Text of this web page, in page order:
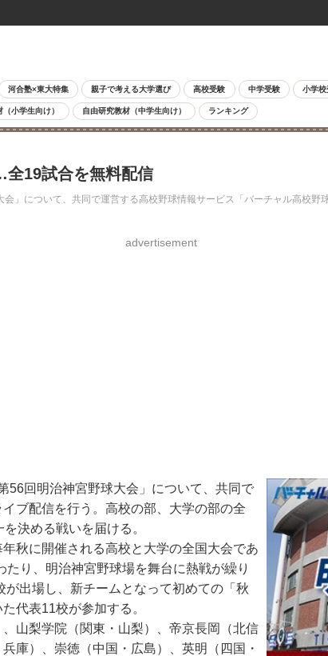
河合塾×東大特集 親子で考える大学選び 高校受験 中学受験 小学校
小学生向け） 自由研究教材（中学生向け） ランキング
19試合を無料配信
について、共同で運営する高校野球情報サービス「バーチャル高校
advertisement
回明治神宮野球大会」について、共同で
ブ配信を行う。高校の部、大学の部の全
決める戦いを届ける。
秋に開催される高校と大学の全国大会であ
り、明治神宮野球場を舞台に熱戦が繰り
出場し、新チームとなって初めての「秋
代表11校が参加する。
山梨学院（関東・山梨）、帝京長岡（北信
庫）、崇徳（中国・広島）、英明（四国・